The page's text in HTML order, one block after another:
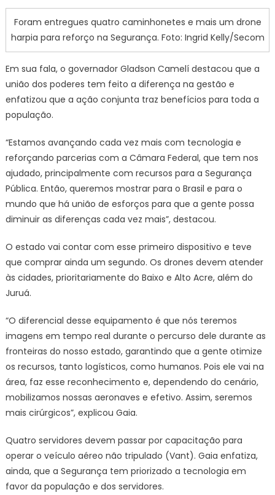
fronteiras
pela
Segurança
Pública
Foram entregues quatro caminhonetes e mais um drone
harpia para reforço na Segurança. Foto: Ingrid Kelly/Secom
Em sua fala, o governador Gladson Camelí destacou que a
união dos poderes tem feito a diferença na gestão e
enfatizou que a ação conjunta traz benefícios para toda a
população.
“Estamos avançando cada vez mais com tecnologia e
reforçando parcerias com a Câmara Federal, que tem nos
ajudado, principalmente com recursos para a Segurança
Pública. Então, queremos mostrar para o Brasil e para o
mundo que há união de esforços para que a gente possa
diminuir as diferenças cada vez mais”, destacou.
O estado vai contar com esse primeiro dispositivo e teve
que comprar ainda um segundo. Os drones devem atender
às cidades, prioritariamente do Baixo e Alto Acre, além do
Juruá.
“O diferencial desse equipamento é que nós teremos
imagens em tempo real durante o percurso dele durante as
fronteiras do nosso estado, garantindo que a gente otimize
os recursos, tanto logísticos, como humanos. Pois ele vai na
área, faz esse reconhecimento e, dependendo do cenário,
mobilizamos nossas aeronaves e efetivo. Assim, seremos
mais cirúrgicos”, explicou Gaia.
Quatro servidores devem passar por capacitação para
operar o veículo aéreo não tripulado (Vant). Gaia enfatiza,
ainda, que a Segurança tem priorizado a tecnologia em
favor da população e dos servidores.